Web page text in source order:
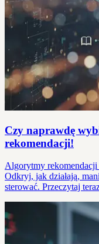
Czy naprawdę
rekomendacji!
Algorytmy rekomendacji
Odkryj, jak działają,
sterować. Przeczytaj